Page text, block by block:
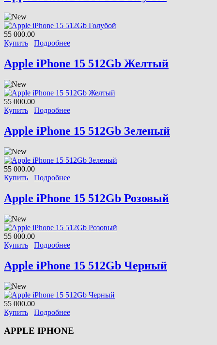
55 000.00
Купить
Подробнее
Apple iPhone 15 512Gb Желтый
55 000.00
Купить
Подробнее
Apple iPhone 15 512Gb Зеленый
55 000.00
Купить
Подробнее
Apple iPhone 15 512Gb Розовый
55 000.00
Купить
Подробнее
Apple iPhone 15 512Gb Черный
55 000.00
Купить
Подробнее
APPLE IPHONE